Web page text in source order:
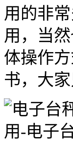
用的非
用，当
体操作
书，大